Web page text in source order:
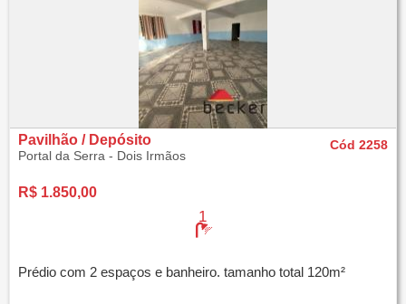
Pavilhão / Depósito
Portal da Serra - Dois Irmãos
Cód 2258
R$ 1.850,00
1
Prédio com 2 espaços e banheiro. tamanho total 120m²